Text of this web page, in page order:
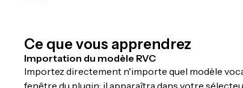
Ce que vous apprendrez
Importation du modèle RVC
Importez directement n'importe quel modèle
fenêtre du plugin: il apparaîtra dans votre